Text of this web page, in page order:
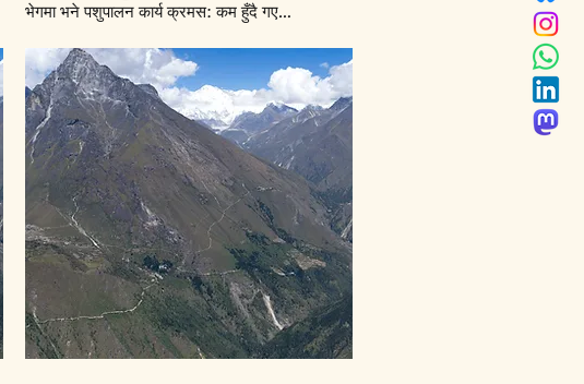
भेगमा भने पशुपालन कार्य क्रमस: कम हुँदै गएको
पनि, बायोग्यासको प्रभाव देशमा अझै अनिश्चित
अवस्थामा छ।